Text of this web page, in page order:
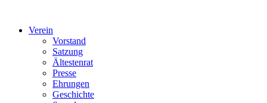
Verein
Vorstand
Satzung
Ältestenrat
Presse
Ehrungen
Geschichte